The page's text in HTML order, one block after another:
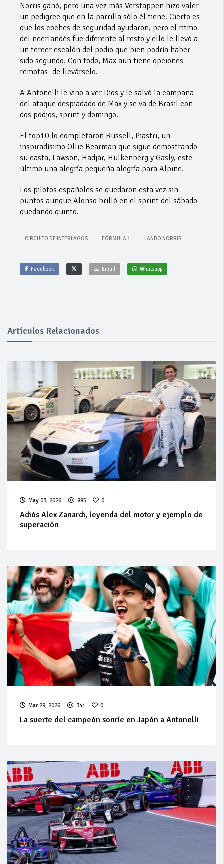
Norris ganó, pero una vez más Verstappen hizo valer
un pedigree que en la parrilla sólo él tiene. Cierto es
que los coches de seguridad ayudaron, pero el ritmo
del neerlandés fue diferente al resto y ello le llevó a
un tercer escalón del podio que bien podría haber
sido segundo. Con todo, Max aun tiene opciones -
remotas- de llevárselo.
A Antonelli le vino a ver Dios y le salvó la campana
del ataque despiadado de Max y se va de Brasil con
dos podios, sprint y domingo.
El top10 lo completaron Russell, Piastri, un
inspiradísimo Ollie Bearman que sigue demostrando
su casta, Lawson, Hadjar, Hulkenberg y Gasly, este
último una alegría pequeña alegría para Alpine.
Los pilotos españoles se quedaron esta vez sin
puntos aunque Alonso brilló en el sprint del sábado
quedando quinto.
CIRCUITO DE INTERLAGOS FÓRMULA 1 LANDO NORRIS
Facebook Email Whatsapp
Artículos Relacionados
May 03, 2026 885 0
Adiós Alex Zanardi, leyenda del motor y ejemplo de
superación
Mar 29, 2026 341 0
La suerte del campeón sonríe en Japón a Antonelli